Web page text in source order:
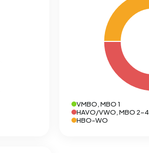
VMBO, MBO 1
HAVO/VWO, MBO 2-4
HBO-WO